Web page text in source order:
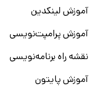
آموزش لینکدین
آموزش پرامپت‌نویسی
نقشه راه برنامه‌نویسی
آموزش پایتون